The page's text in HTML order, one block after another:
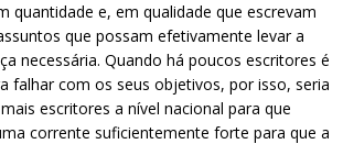
quantidade e, em qualidade que escrevam
que possam efetivamente levar a
necessária. Quando há poucos escritores é
falhar com os seus objetivos, por isso, seria
escritores a nível nacional para que
corrente suficientemente forte para que a